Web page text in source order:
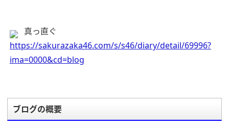
真っ直ぐ
https://sakurazaka46.com/s/s46/diary/detail/69996?
ima=0000&cd=blog
ブログの概要